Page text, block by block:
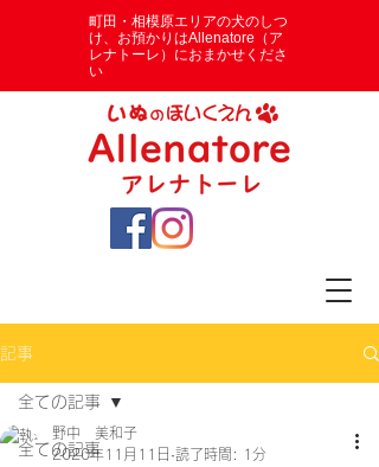
​町田・相模原エリアの犬のしつ
け、お預かりはAllenatore（ア
レナトーレ）におまかせくださ
い
記事
全ての記事
全ての記事
野中 美和子
2020年11月11日 読了時間: 1分